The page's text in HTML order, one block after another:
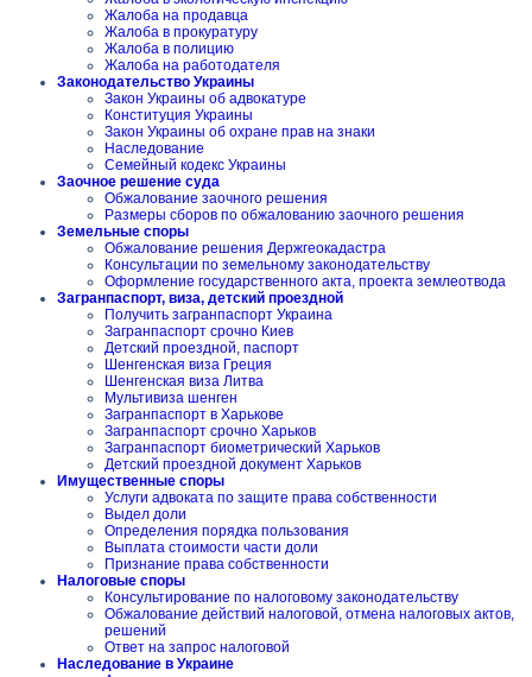
Жалоба на продавца
Жалоба в прокуратуру
Жалоба в полицию
Жалоба на работодателя
Законодательство Украины
Закон Украины об адвокатуре
Конституция Украины
Закон Украины об охране прав на знаки
Наследование
Семейный кодекс Украины
Заочное решение суда
Обжалование заочного решения
Размеры сборов по обжалованию заочного решения
Земельные споры
Обжалование решения Держгеокадастра
Консультации по земельному законодательству
Оформление государственного акта, проекта землеотвода
Загранпаспорт, виза, детский проездной
Получить загранпаспорт Украина
Загранпаспорт срочно Киев
Детский проездной, паспорт
Шенгенская виза Греция
Шенгенская виза Литва
Мультивиза шенген
Загранпаспорт в Харькове
Загранпаспорт срочно Харьков
Загранпаспорт биометрический Харьков
Детский проездной документ Харьков
Имущественные споры
Услуги адвоката по защите права собственности
Выдел доли
Определения порядка пользования
Выплата стоимости части доли
Признание права собственности
Налоговые споры
Консультирование по налоговому законодательству
Обжалование действий налоговой, отмена налоговых актов,
решений
Ответ на запрос налоговой
Наследование в Украине